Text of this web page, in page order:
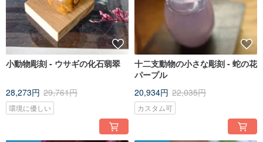
小動物彫刻 - ウサギの化石翡翠
28,273円 29,761円
環境に優しい
十二支動物の小さな彫刻 - 蛇の花
パープル
20,934円 22,035円
カスタム可